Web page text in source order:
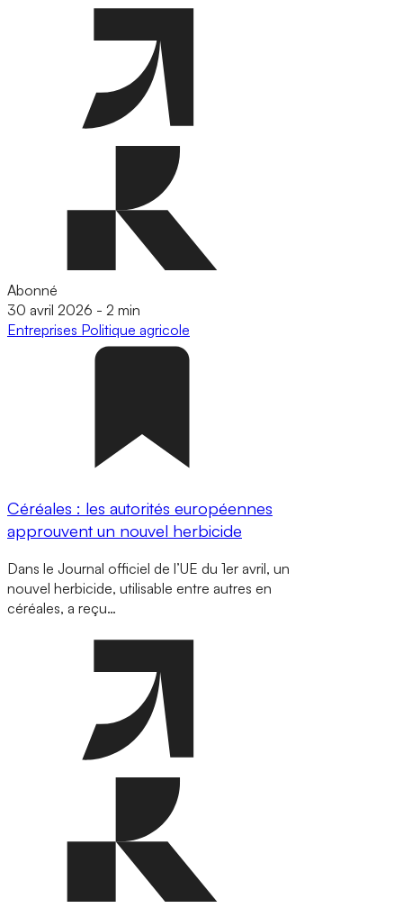
Abonné
30 avril 2026 - 2 min
Entreprises Politique agricole
Céréales : les autorités européennes
approuvent un nouvel herbicide
Dans le Journal officiel de l’UE du 1er avril, un
nouvel herbicide, utilisable entre autres en
céréales, a reçu…